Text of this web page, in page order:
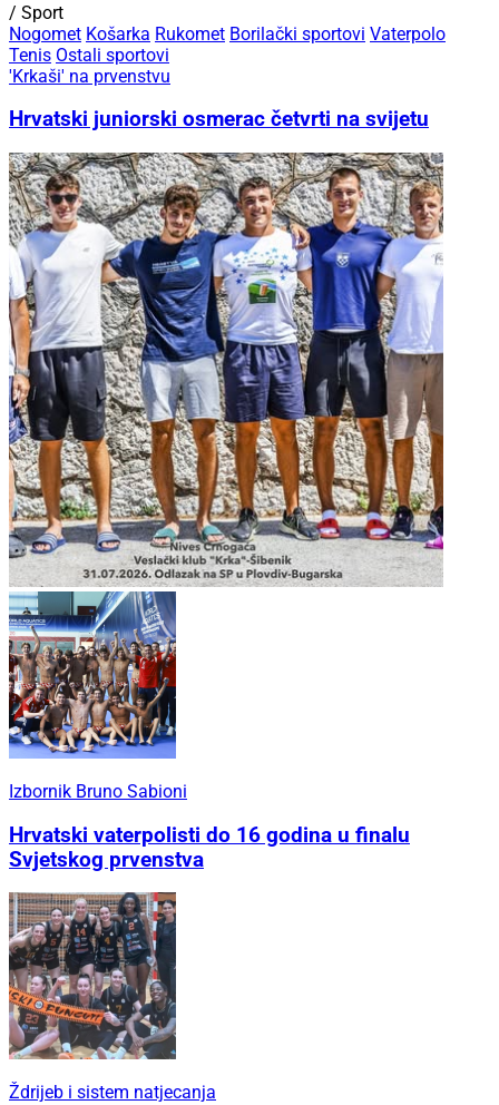
/ Sport
Nogomet Košarka Rukomet Borilački sportovi Vaterpolo
Tenis Ostali sportovi
'Krkaši' na prvenstvu
Hrvatski juniorski osmerac četvrti na svijetu
Izbornik Bruno Sabioni
Hrvatski vaterpolisti do 16 godina u finalu
Svjetskog prvenstva
Ždrijeb i sistem natjecanja